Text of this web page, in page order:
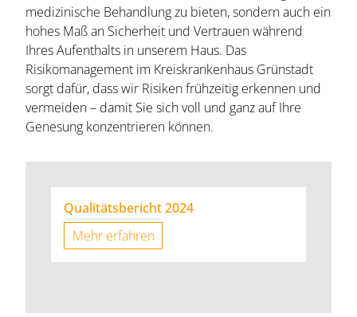
medizinische Behandlung zu bieten, sondern auch ein
hohes Maß an Sicherheit und Vertrauen während
Ihres Aufenthalts in unserem Haus. Das
Risikomanagement im Kreiskrankenhaus Grünstadt
sorgt dafür, dass wir Risiken frühzeitig erkennen und
vermeiden – damit Sie sich voll und ganz auf Ihre
Genesung konzentrieren können.
Qualitätsbericht 2024
Mehr erfahren